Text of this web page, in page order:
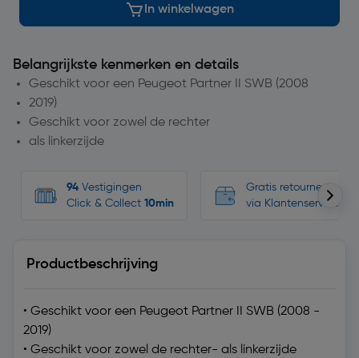
In winkelwagen
Belangrijkste kenmerken en details
Geschikt voor een Peugeot Partner II SWB (2008
2019)
Geschikt voor zowel de rechter
als linkerzijde
94 Vestigingen
Click & Collect 10min
Gratis retourneren,
via Klantenservice
Productbeschrijving
• Geschikt voor een Peugeot Partner II SWB (2008 -
2019)
• Geschikt voor zowel de rechter- als linkerzijde